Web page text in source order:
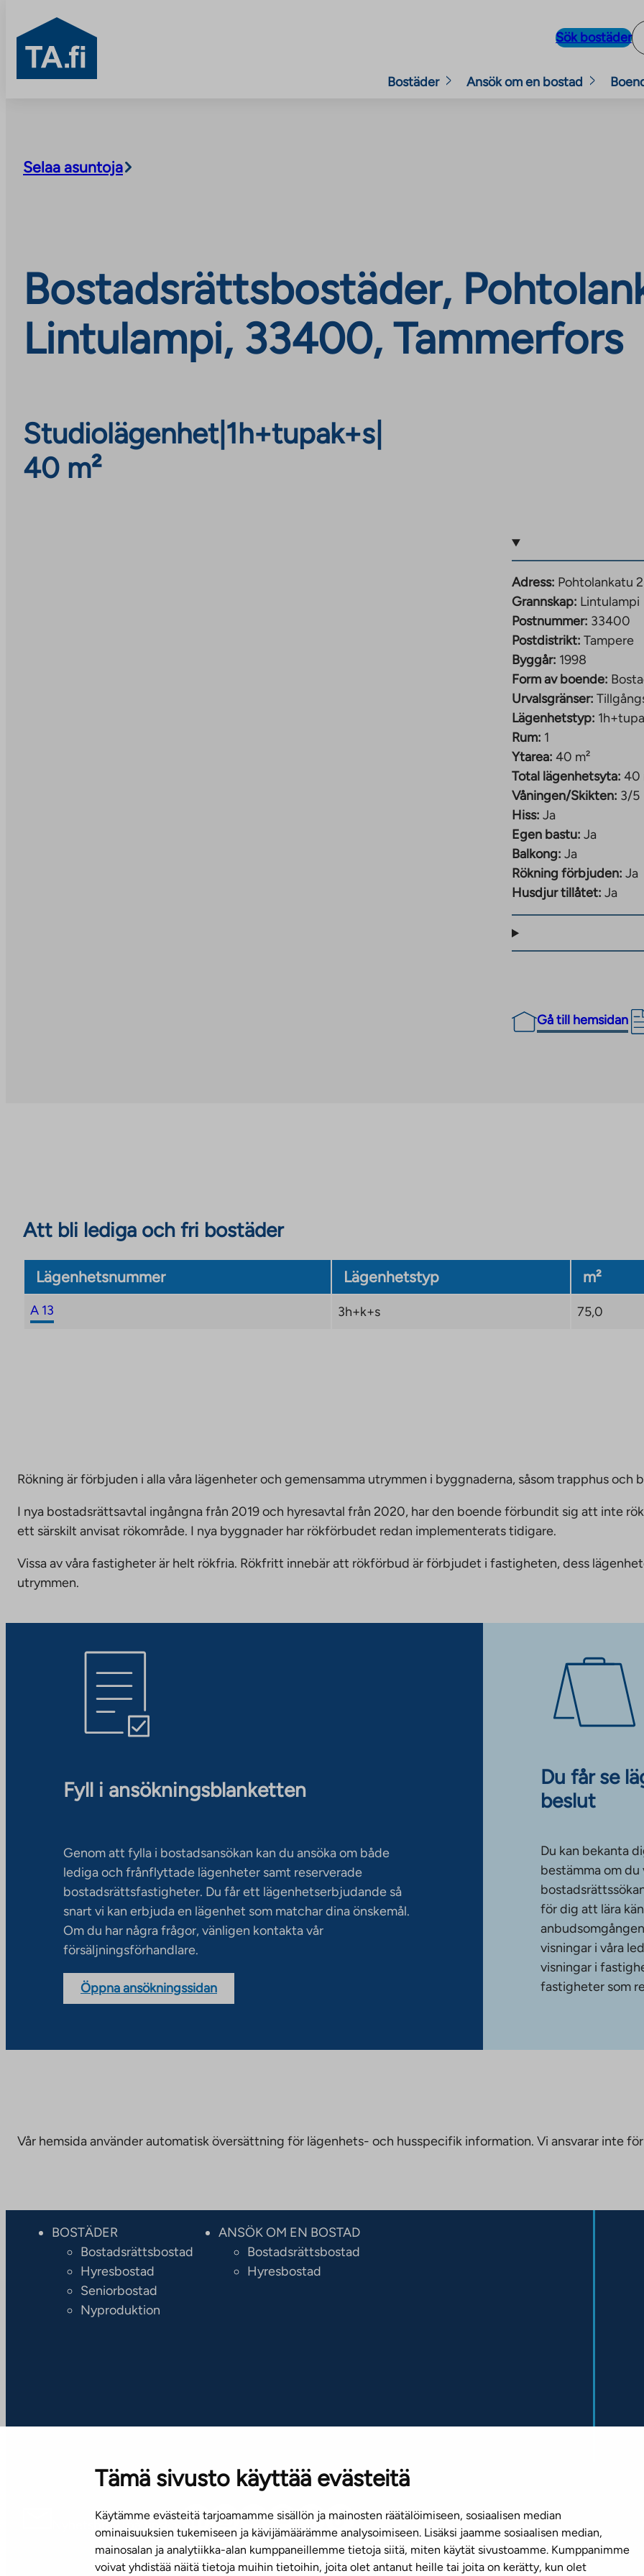
Tämä sivusto käyttää evästeitä
Käytämme evästeitä tarjoamamme sisällön ja mainosten räätälöimiseen, sosiaalisen median
ominaisuuksien tukemiseen ja kävijämäärämme analysoimiseen. Lisäksi jaamme sosiaalisen median,
mainosalan ja analytiikka-alan kumppaneillemme tietoja siitä, miten käytät sivustoamme. Kumppanimme
voivat yhdistää näitä tietoja muihin tietoihin, joita olet antanut heille tai joita on kerätty, kun olet
TA.fi
Sök bostäder
Bostäder Ansök om en bostad
Selaa asuntoja
Bostadsrättsbostäder,
Lintulampi, 33400, Tammerfors
Studiolägenhet| 1h+tupak+s
40 m²
Adress: Pohtolankatu
Grannskap: Lintulampi
Postnummer: 33400
Postdistrikt: Tampere
Byggår: 1998
Form av boende:
Urvalsgränser:
Lägenhetstyp:
Rum: 1
Ytarea: 40 m²
Total lägenhetsyta: 40
Våningen/Skikten: 3/5
Hiss: Ja
Egen bastu: Ja
Balkong: Ja
Rökning förbjuden: Ja
Husdjur tillåtet: Ja
Gå till hemsidan
Att bli lediga och fri bostäder
Lägenhetsnummer Lägenhetstyp m²
A 13 3h+k+s 75,0
Rökning är förbjuden i alla våra lägenheter och gemensamma utrymmen i byggnaderna, såsom trapphus och
I nya bostadsrättsavtal ingångna från 2019 och hyresavtal från 2020, har den boende förbundit sig att inte
ett särskilt anvisat rökområde. I nya byggnader har rökförbudet redan implementerats tidigare.
Vissa av våra fastigheter är helt rökfria. Rökfritt innebär att rökförbud är förbjudet i fastigheten, dess
utrymmen.
Fyll i ansökningsblanketten
Genom att fylla i bostadsansökan kan du ansöka om både
lediga och frånflyttade lägenheter samt reserverade
bostadsrättsfastigheter. Du får ett lägenhetserbjudande så
snart vi kan erbjuda en lägenhet som matchar dina önskemål.
Om du har några frågor, vänligen kontakta vår
försäljningsförhandlare.
Öppna ansökningssidan
Du får se
beslut
Du kan bekanta
bestämma om du
för dig att lära
visningar i våra
visningar i
fastigheter som
Vår hemsida använder automatisk översättning för lägenhets- och husspecifik information. Vi ansvarar inte
BOSTÄDER
Bostadsrättsbostad
Hyresbostad
Seniorbostad
Nyproduktion
ANSÖK OM EN BOSTAD
Bostadsrättsbostad
Hyresbostad
Nyhetsbrev (på finska)